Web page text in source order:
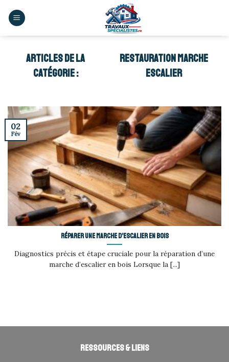
RESTAURATION MARCHE
ESCALIER
Réparer une marche d’escalier en bois
Diagnostics précis et étape cruciale pour la réparation d’une
marche d’escalier en bois Lorsque la [...]
02
Fév
Ressources & liens